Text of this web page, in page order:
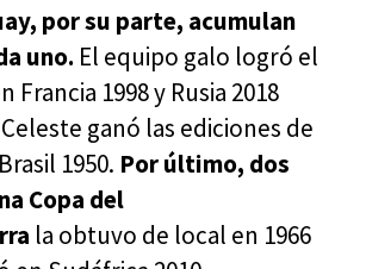
por su parte, acumulan
uno. El equipo galo logró el
Francia 1998 y Rusia 2018
ganó las ediciones de
1950. Por último, dos
Copa del
la obtuvo de local en 1966